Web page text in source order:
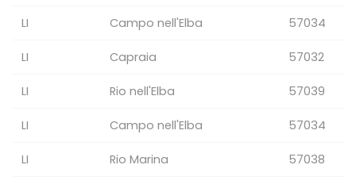
LI Campo nell'Elba 57034
LI Capraia 57032
LI Rio nell'Elba 57039
LI Campo nell'Elba 57034
LI Rio Marina 57038